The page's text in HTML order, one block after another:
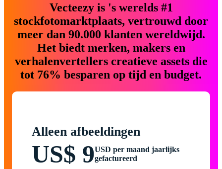
Vecteezy is 's werelds #1
stockfotomarktplaats, vertrouwd door
meer dan 90.000 klanten wereldwijd.
Het biedt merken, makers en
verhalenvertellers creatieve assets die
tot 76% besparen op tijd en budget.
Alleen afbeeldingen
US$ 9USD per maand jaarlijks
gefactureerd